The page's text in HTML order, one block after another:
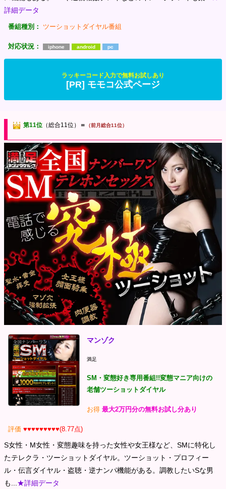
詳細データ
番組種別： ツーショットダイヤル番組
対応状況： iphone android pc
ラッキーコード入力で無料お試しあり
[PR] モモコ公式ページ
第11位 （総合11位） ＝ （前月総合11位）
マンゾク
満足
SM・変態好き専用番組!!変態マニア向けの
老舗ツーショットダイヤル
お得 最大2万円分の無料お試し分あり
評価 ♥♥♥♥♥♥♥♥♥(8.77点)
S女性・M女性・変態趣味を持った女性や女王様など、SMに特化し
たテレクラ・ツーショットダイヤル。ツーショット・プロフィー
ル・伝言ダイヤル・盗聴・逆ナンパ機能がある。調教したいSな男
も... ★詳細データ